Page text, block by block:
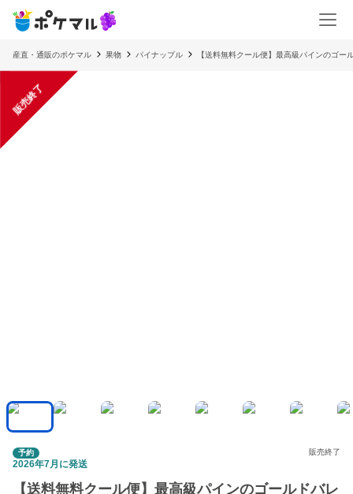
産直・通販のポケマル 果物 パイナップル 【送料無料クール便】最高級パインのゴ
販売終了
予約 販売終了
2026年7月に発送
【送料無料クール便】最高級パインのゴールドバレ